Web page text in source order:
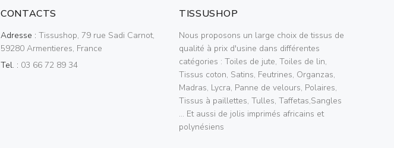
CONTACTS
Adresse : Tissushop, 79 rue Sadi Carnot,
59280 Armentieres, France
Tel. : 03 66 72 89 34
TISSUSHOP
Nous proposons un large choix de tissus de
qualité à prix d'usine dans différentes
catégories : Toiles de jute, Toiles de lin,
Tissus coton, Satins, Feutrines, Organzas,
Madras, Lycra, Panne de velours, Polaires,
Tissus à paillettes, Tulles, Taffetas,Sangles
... Et aussi de jolis imprimés africains et
polynésiens